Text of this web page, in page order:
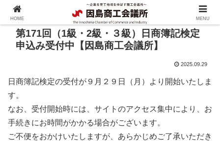
第171回（1級・2級・３級）日商簿記検定
申込み受付中【因島商工会議所】
2025.09.29
日商簿記検定の受付が９月２９日（月）より開始いたしま
す。
なお、受付開始時には、サイトのアクセス集中により、お
手続きにお時間がかかる場合がございます。
ご不便をおかけいたしますが、あらかじめご了承いただき
HOME MENU